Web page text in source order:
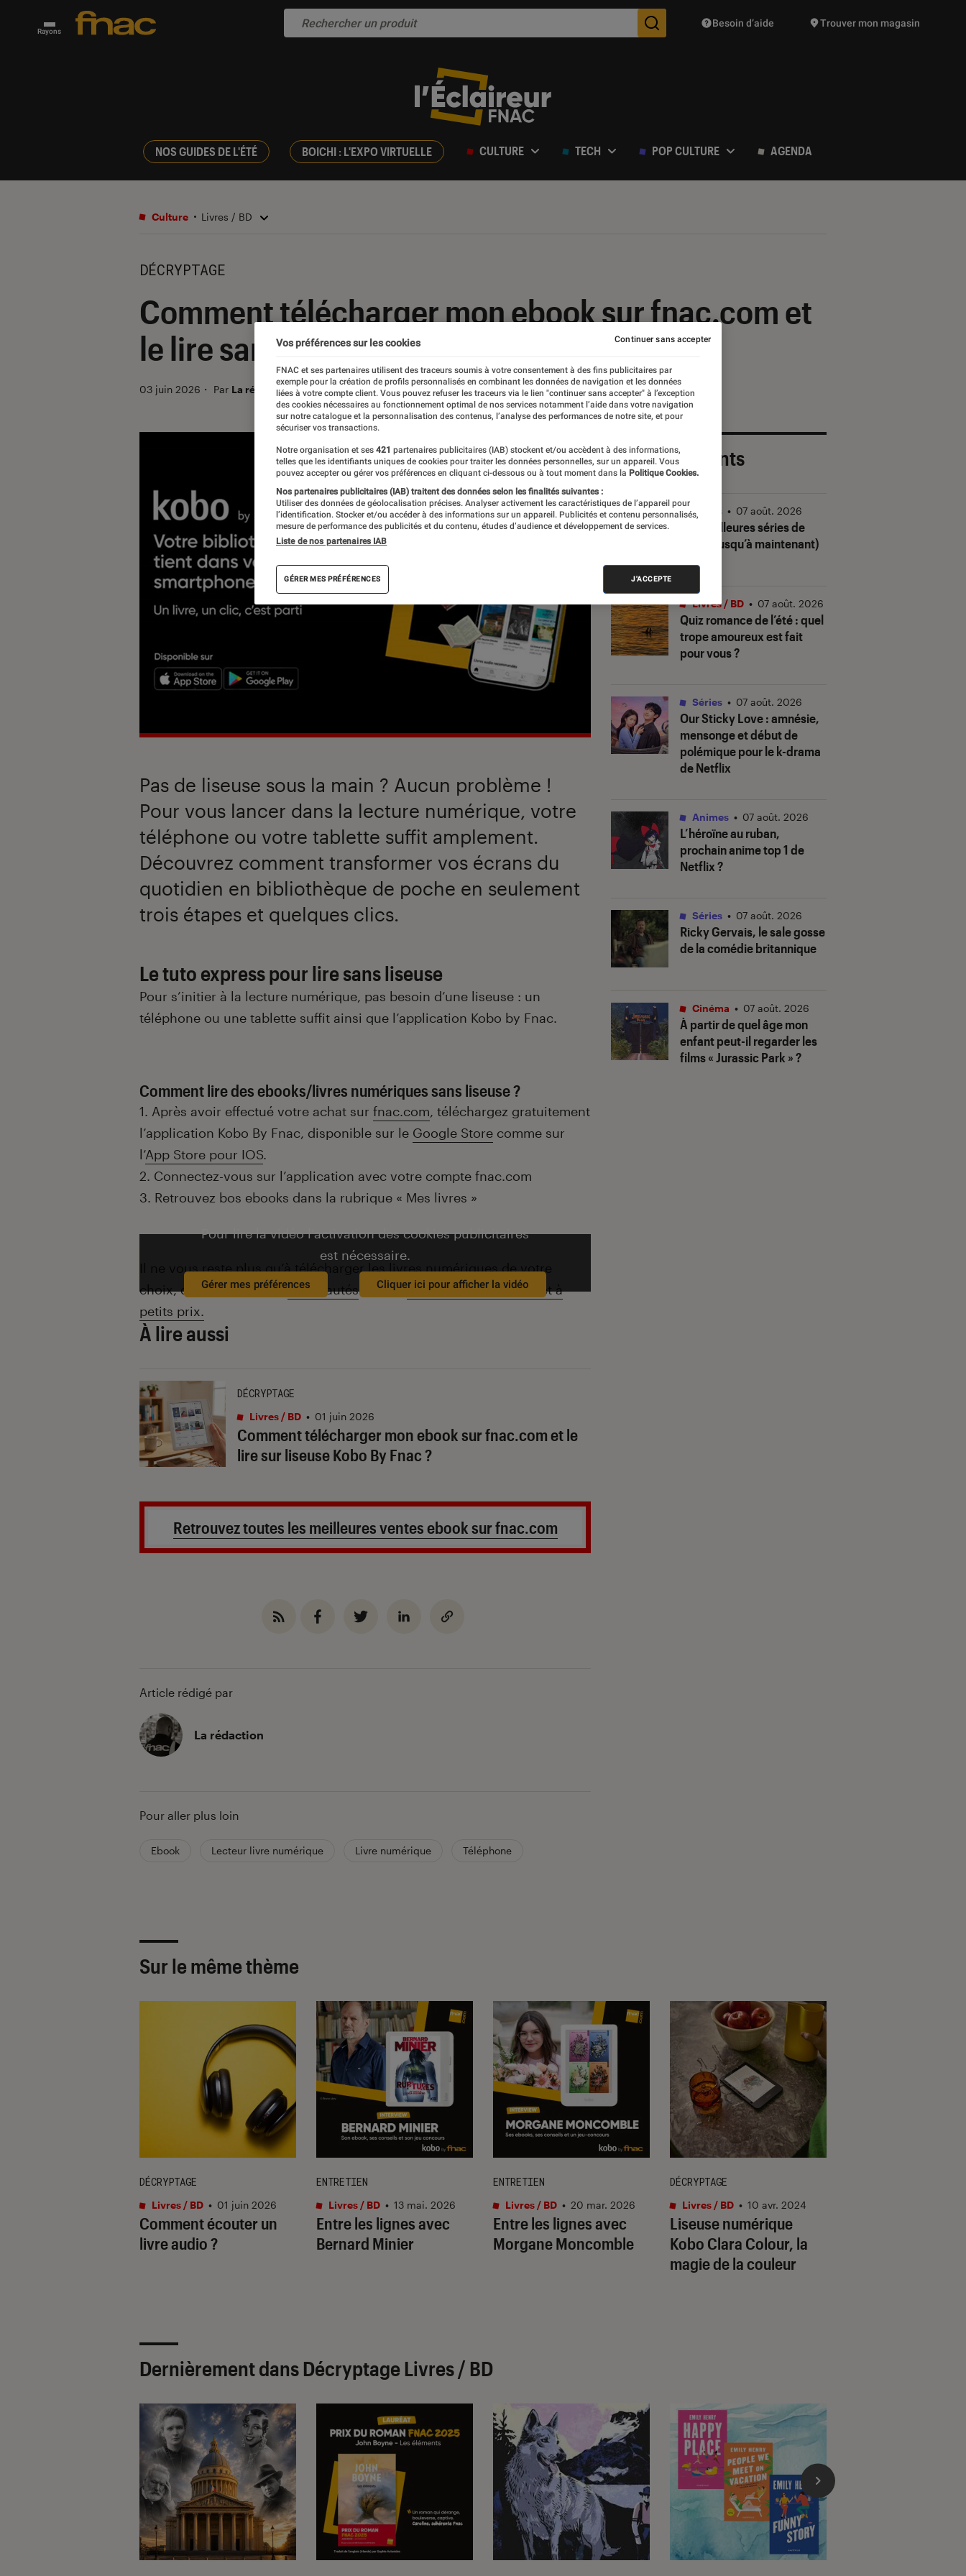
Rayons Des suggestions de produits vont vous être proposées
Besoin d’aide Trouver mon magasin
NOS GUIDES DE L'ÉTÉ BOICHI : L'EXPO VIRTUELLE CULTURE TECH POP CULTURE AGENDA
Culture Livres / BD
DÉCRYPTAGE
Comment télécharger mon ebook sur fnac.com et
le lire sans liseuse ?
03 juin 2026 ・ Par La rédaction
Pas de liseuse sous la main ? Aucun problème !
Pour vous lancer dans la lecture numérique, votre
téléphone ou votre tablette suffit amplement.
Découvrez comment transformer vos écrans du
quotidien en bibliothèque de poche en seulement
trois étapes et quelques clics.
Le tuto express pour lire sans liseuse
Pour s’initier à la lecture numérique, pas besoin d’une liseuse : un
téléphone ou une tablette suffit ainsi que l’application Kobo by Fnac.
Comment lire des ebooks/livres numériques sans liseuse ?
1. Après avoir effectué votre achat sur fnac.com, téléchargez gratuitement
l’application Kobo By Fnac, disponible sur le Google Store comme sur
l’App Store pour IOS.
2. Connectez-vous sur l’application avec votre compte fnac.com
3. Retrouvez bos ebooks dans la rubrique « Mes livres »
Pour lire la vidéo l’activation des cookies publicitaires
est nécessaire.
Gérer mes préférences Cliquer ici pour afficher la vidéo
Il ne vous reste plus qu’à télécharger leslivres numériquesde votre
choix, qu’il s’agisse desnouveautésou desebooks en promotion et à
petits prix.
À lire aussi
Comment télécharger mon ebook sur fnac.com et le
lire sur liseuse Kobo By Fnac ?
DÉCRYPTAGE
Livres / BD • 01 juin 2026
Retrouvez toutes les meilleures ventes ebook sur fnac.com
Article rédigé par
La rédaction
Pour aller plus loin
Ebook Lecteur livre numérique Livre numérique Téléphone
Les plus récents
Les meilleures séries de
2026 (jusqu’à maintenant)
Séries • 07 août. 2026
Quiz romance de l’été : quel
trope amoureux est fait
pour vous ?
Livres / BD • 07 août. 2026
Our Sticky Love: amnésie,
mensonge et début de
polémique pour le k-drama
de Netflix
Séries • 07 août. 2026
L’héroïne au ruban,
prochain anime top 1 de
Netflix ?
Animes • 07 août. 2026
Ricky Gervais, le sale gosse
de la comédie britannique
Séries • 07 août. 2026
À partir de quel âge mon
enfant peut-il regarder les
films « Jurassic Park » ?
Cinéma • 07 août. 2026
Sur le même thème
Comment écouter un
livre audio ?
DÉCRYPTAGE
Livres / BD • 01 juin 2026
Entre les lignes avec
Bernard Minier
ENTRETIEN
Livres / BD • 13 mai. 2026
Entre les lignes avec
Morgane Moncomble
ENTRETIEN
Livres / BD • 20 mar. 2026
Liseuse numérique
Kobo Clara Colour, la
magie de la couleur
DÉCRYPTAGE
Livres / BD • 10 avr. 2024
Dernièrement dans Décryptage Livres / BD
Vos préférences sur les cookies
FNAC et ses partenaires utilisent des traceurs soumis à votre consentement à des fins publicitaires par
exemple pour la création de profils personnalisés en combinant les données de navigation et les données
liées à votre compte client. Vous pouvez refuser les traceurs via le lien "continuer sans accepter" à l’exception
des cookies nécessaires au fonctionnement optimal de nos services notamment l’aide dans votre navigation
sur notre catalogue et la personnalisation des contenus, l’analyse des performances de notre site, et pour
sécuriser vos transactions.
Notre organisation et ses 421 partenaires publicitaires (IAB) stockent et/ou accèdent à des informations,
telles que les identifiants uniques de cookies pour traiter les données personnelles, sur un appareil. Vous
pouvez accepter ou gérer vos préférences en cliquant ci-dessous ou à tout moment dans la Politique Cookies.
Nos partenaires publicitaires (IAB) traitent des données selon les finalités suivantes :
Utiliser des données de géolocalisation précises. Analyser activement les caractéristiques de l’appareil pour
l’identification. Stocker et/ou accéder à des informations sur un appareil. Publicités et contenu personnalisés,
mesure de performance des publicités et du contenu, études d’audience et développement de services.
Liste de nos partenaires IAB
GÉRER MES PRÉFÉRENCES J'ACCEPTE
Continuer sans accepter